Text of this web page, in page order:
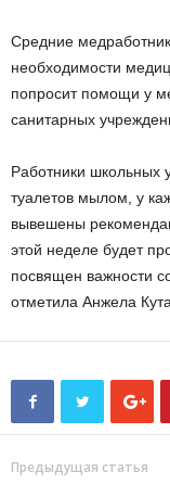
Средние
необходимости
попросит помощи у
санитарных
Работники школьных
туалетов мылом, у
вывешены
этой неделе будет
посвящен важности
отметила Анжела
Предыдущая статья